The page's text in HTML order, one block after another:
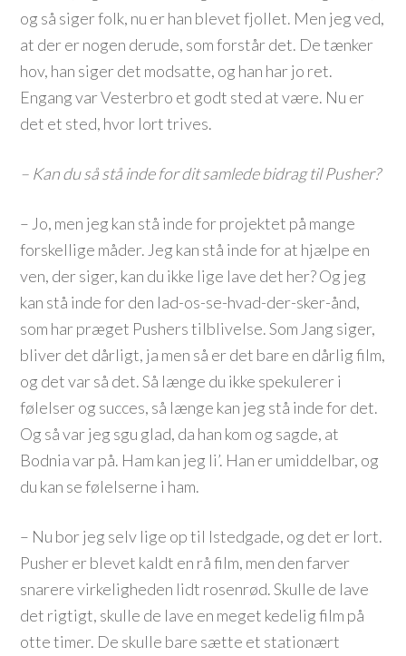
og så siger folk, nu er han blevet fjollet. Men jeg ved,
at der er nogen derude, som forstår det. De tænker
hov, han siger det modsatte, og han har jo ret.
Engang var Vesterbro et godt sted at være. Nu er
det et sted, hvor lort trives.
– Kan du så stå inde for dit samlede bidrag til Pusher?
– Jo, men jeg kan stå inde for projektet på mange
forskellige måder. Jeg kan stå inde for at hjælpe en
ven, der siger, kan du ikke lige lave det her? Og jeg
kan stå inde for den lad-os-se-hvad-der-sker-ånd,
som har præget Pushers tilblivelse. Som Jang siger,
bliver det dårligt, ja men så er det bare en dårlig film,
og det var så det. Så længe du ikke spekulerer i
følelser og succes, så længe kan jeg stå inde for det.
Og så var jeg sgu glad, da han kom og sagde, at
Bodnia var på. Ham kan jeg li’. Han er umiddelbar, og
du kan se følelserne i ham.
– Nu bor jeg selv lige op til Istedgade, og det er lort.
Pusher er blevet kaldt en rå film, men den farver
snarere virkeligheden lidt rosenrød. Skulle de lave
det rigtigt, skulle de lave en meget kedelig film på
otte timer. De skulle bare sætte et stationært